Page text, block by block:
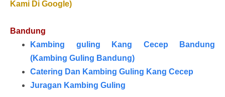
Kami Di Google)
Bandung
Kambing guling Kang Cecep Bandung
(Kambing Guling Bandung)
Catering Dan Kambing Guling Kang Cecep
Juragan Kambing Guling